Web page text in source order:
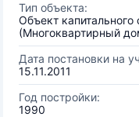
Тип объекта:
Объект капитального
(Многоквартирный
Дата постановки на
15.11.2011
Год постройки:
1990